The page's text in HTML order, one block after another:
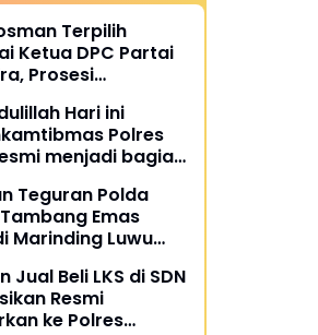
Terpilih
Ketua DPC Partai
Prosesi
Sufmi Dasco
Hari ini
Polres
menjadi bagian
Teguran Polda
Emas
Marinding Luwu
Jual Beli LKS di SDN
Resmi
ke Polres